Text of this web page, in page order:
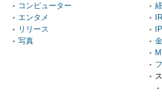
コンピューター
エンタメ
リリース
写真